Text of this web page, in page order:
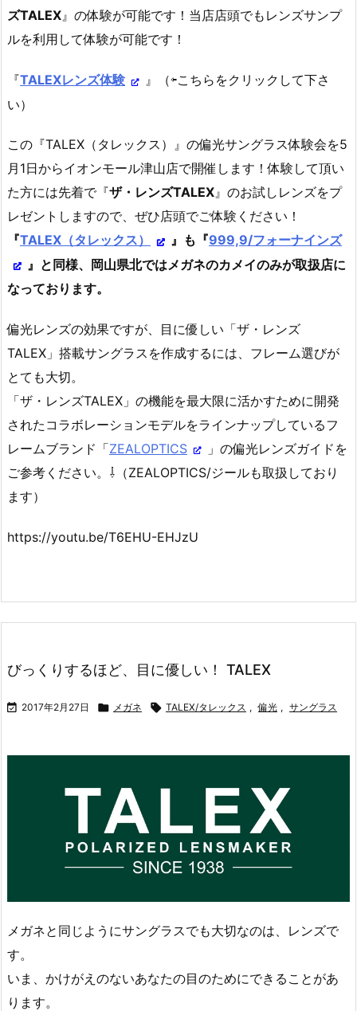
ズTALEX』の体験が可能です！当店店頭でもレンズサンプ
ルを利用して体験が可能です！
『TALEXレンズ体験
』（⇦こちらをクリックして下さ
い）
この『TALEX（タレックス）』の偏光サングラス体験会を5
月1日からイオンモール津山店で開催します！体験して頂い
た方には先着で『ザ・レンズTALEX』のお試しレンズをプ
レゼントしますので、ぜひ店頭でご体験ください！
『TALEX（タレックス） 』も『999,9/フォーナインズ
』と同様、岡山県北ではメガネのカメイのみが取扱店に
なっております。
偏光レンズの効果ですが、目に優しい「ザ・レンズ
TALEX」搭載サングラスを作成するには、フレーム選びが
とても大切。
「ザ・レンズTALEX」の機能を最大限に活かすために開発
されたコラボレーションモデルをラインナップしているフ
レームブランド「ZEALOPTICS
」の偏光レンズガイドを
ご参考ください。⇩（ZEALOPTICS/ジールも取扱しており
ます）
https://youtu.be/T6EHU-EHJzU
びっくりするほど、目に優しい！ TALEX
 2017年2月27日  メガネ  TALEX/タレックス , 偏光 , サングラス
メガネと同じようにサングラスでも大切なのは、レンズで
す。
いま、かけがえのないあなたの目のためにできることがあ
ります。